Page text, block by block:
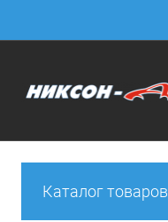
Каталог товаров